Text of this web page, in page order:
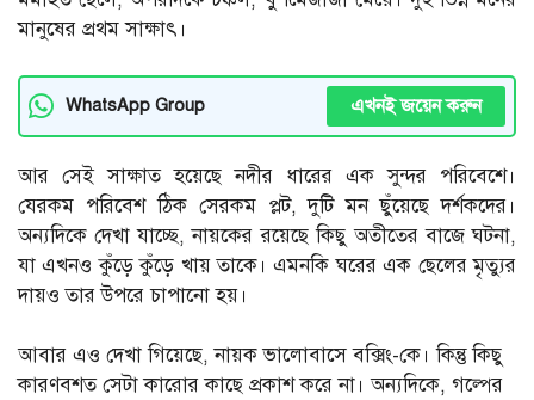
মানুষের প্রথম সাক্ষাৎ।
WhatsApp Group এখনই জয়েন করুন
আর সেই সাক্ষাত হয়েছে নদীর ধারের এক সুন্দর পরিবেশে।
যেরকম পরিবেশ ঠিক সেরকম প্লট, দুটি মন ছুঁয়েছে দর্শকদের।
অন্যদিকে দেখা যাচ্ছে, নায়কের রয়েছে কিছু অতীতের বাজে ঘটনা,
যা এখনও কুঁড়ে কুঁড়ে খায় তাকে। এমনকি ঘরের এক ছেলের মৃত্যুর
দায়ও তার উপরে চাপানো হয়।
আবার এও দেখা গিয়েছে, নায়ক ভালোবাসে বক্সিং-কে। কিন্তু কিছু
কারণবশত সেটা কারোর কাছে প্রকাশ করে না। অন্যদিকে, গল্পের